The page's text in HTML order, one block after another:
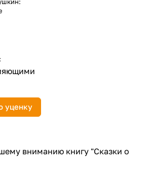
уценку
вниманию книгу "Сказки о